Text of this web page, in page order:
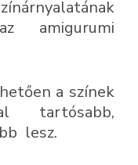
amigurumi
a színek
tartósabb,
lesz.